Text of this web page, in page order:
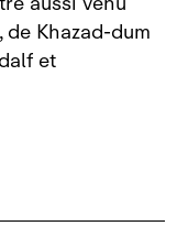
Khazad‑dum
et